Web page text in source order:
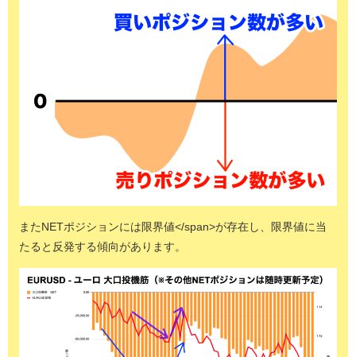
またNETポジションには限界値</span>が存在し、限界値に当
たると反発する傾向があります。